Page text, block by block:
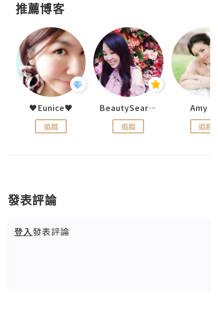
推薦博客
♥Eunice♥
追蹤
BeautySearch
追蹤
Amy
追蹤
發表評論
登入發表評論